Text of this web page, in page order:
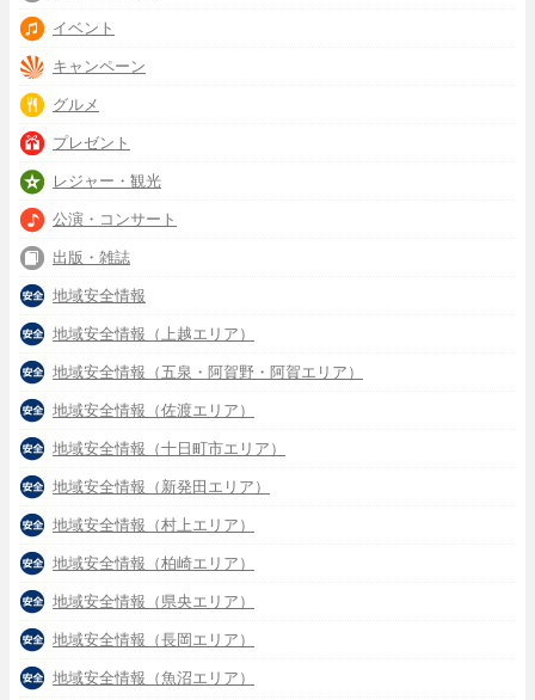
イベント
キャンペーン
グルメ
プレゼント
レジャー・観光
公演・コンサート
出版・雑誌
地域安全情報
地域安全情報（上越エリア）
地域安全情報（五泉・阿賀野・阿賀エリア）
地域安全情報（佐渡エリア）
地域安全情報（十日町市エリア）
地域安全情報（新発田エリア）
地域安全情報（村上エリア）
地域安全情報（柏崎エリア）
地域安全情報（県央エリア）
地域安全情報（長岡エリア）
地域安全情報（魚沼エリア）